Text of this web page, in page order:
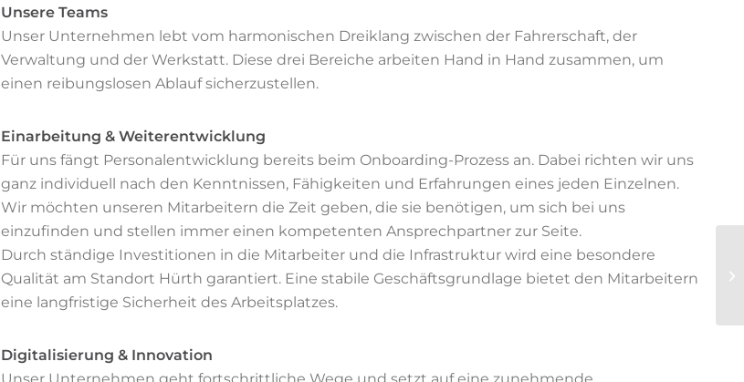
Unsere Teams
Unser Unternehmen lebt vom harmonischen Dreiklang zwischen der Fahrerschaft, der
Verwaltung und der Werkstatt. Diese drei Bereiche arbeiten Hand in Hand zusammen, um
einen reibungslosen Ablauf sicherzustellen.
Einarbeitung & Weiterentwicklung
Für uns fängt Personalentwicklung bereits beim Onboarding-Prozess an. Dabei richten wir uns
ganz individuell nach den Kenntnissen, Fähigkeiten und Erfahrungen eines jeden Einzelnen.
Wir möchten unseren Mitarbeitern die Zeit geben, die sie benötigen, um sich bei uns
einzufinden und stellen immer einen kompetenten Ansprechpartner zur Seite.
Durch ständige Investitionen in die Mitarbeiter und die Infrastruktur wird eine besondere
Qualität am Standort Hürth garantiert. Eine stabile Geschäftsgrundlage bietet den Mitarbeitern
eine langfristige Sicherheit des Arbeitsplatzes.
Digitalisierung & Innovation
Unser Unternehmen geht fortschrittliche Wege und setzt auf eine zunehmende